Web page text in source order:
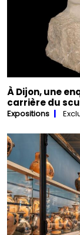
À Dijon, une
carrière du
Expositions